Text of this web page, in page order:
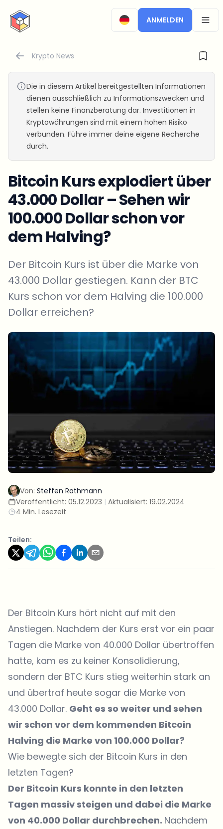
CryptoTicker
ANMELDEN
Krypto News
Die in diesem Artikel bereitgestellten Informationen
dienen ausschließlich zu Informationszwecken und
stellen keine Finanzberatung dar. Investitionen in
Kryptowährungen sind mit einem hohen Risiko
verbunden. Führe immer deine eigene Recherche
durch.
Bitcoin Kurs explodiert über
43.000 Dollar – Sehen wir
100.000 Dollar schon vor
dem Halving?
Der Bitcoin Kurs ist über die Marke von
43.000 Dollar gestiegen. Kann der BTC
Kurs schon vor dem Halving die 100.000
Dollar erreichen?
Von: Steffen Rathmann
Veröffentlicht: 05.12.2023 | Aktualisiert: 19.02.2024
4 Min. Lesezeit
Teilen:
Der Bitcoin Kurs hört nicht auf mit den
Anstiegen. Nachdem der Kurs erst vor ein paar
Tagen die Marke von 40.000 Dollar übertroffen
hatte, kam es zu keiner Konsolidierung,
sondern der BTC Kurs stieg weiterhin stark an
und übertraf heute sogar die Marke von
43.000 Dollar. Geht es so weiter und sehen
wir schon vor dem kommenden Bitcoin
Halving die Marke von 100.000 Dollar?
Wie bewegte sich der Bitcoin Kurs in den
letzten Tagen?
Der Bitcoin Kurs konnte in den letzten
Tagen massiv steigen und dabei die Marke
von 40.000 Dollar durchbrechen. Nachdem